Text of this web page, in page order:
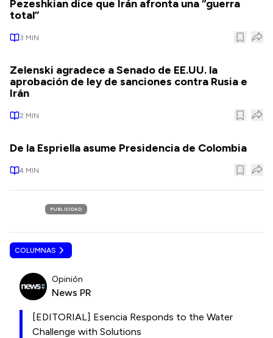
Pezeshkian dice que Irán afronta una “guerra
total”
3 MIN
Zelenski agradece a Senado de EE.UU. la
aprobación de ley de sanciones contra Rusia e
Irán
2 MIN
De la Espriella asume Presidencia de Colombia
4 MIN
PUBLICIDAD
COLUMNAS
Opinión
News PR
[EDITORIAL] Esencia Responds to the Water
Challenge with Solutions